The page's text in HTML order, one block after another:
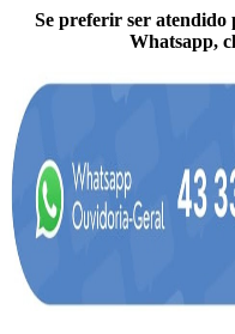
Se preferir ser atendido
Whatsapp,